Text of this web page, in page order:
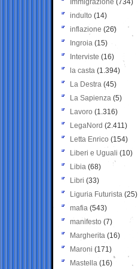
Immigrazione (734)
indulto (14)
inflazione (26)
Ingroia (15)
Interviste (16)
la casta (1.394)
La Destra (45)
La Sapienza (5)
Lavoro (1.316)
LegaNord (2.411)
Letta Enrico (154)
Liberi e Uguali (10)
Libia (68)
Libri (33)
Liguria Futurista (25)
mafia (543)
manifesto (7)
Margherita (16)
Maroni (171)
Mastella (16)